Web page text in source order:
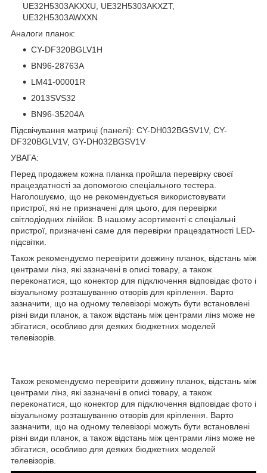
UE32H5303AKXXU, UE32H5303AKXZT,
UE32H5303AWXXN
Аналоги планок:
CY-DF320BGLV1H
BN96-28763A
LM41-00001R
2013SVS32
BN96-35204A
Підсвічування матриці (панелі): CY-DH032BGSV1V, CY-
DF320BGLV1V, GY-DH032BGSV1V
УВАГА:
Перед продажем кожна планка пройшла перевірку своєї
працездатності за допомогою спеціального тестера.
Наголошуємо, що не рекомендується використовувати
пристрої, які не призначені для цього, для перевірки
світлодіодних лінійок. В нашому асортименті є спеціальні
пристрої, призначені саме для перевірки працездатності LED-
підсвітки.
Також рекомендуємо перевірити довжину планок, відстань між
центрами лінз, які зазначені в описі товару, а також
переконатися, що конектор для підключення відповідає фото і
візуальному розташуванню отворів для кріплення. Варто
зазначити, що на одному телевізорі можуть бути встановлені
різні види планок, а також відстань між центрами лінз може не
збігатися, особливо для деяких бюджетних моделей
телевізорів.
Також рекомендуємо перевірити довжину планок, відстань між
центрами лінз, які зазначені в описі товару, а також
переконатися, що конектор для підключення відповідає фото і
візуальному розташуванню отворів для кріплення. Варто
зазначити, що на одному телевізорі можуть бути встановлені
різні види планок, а також відстань між центрами лінз може не
збігатися, особливо для деяких бюджетних моделей
телевізорів.